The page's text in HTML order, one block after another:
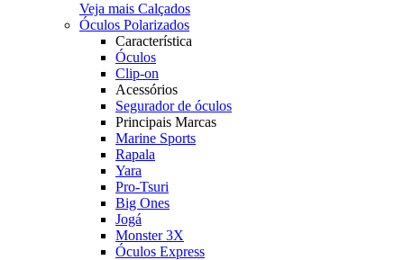
Veja mais Calçados
Óculos Polarizados
Característica
Óculos
Clip-on
Acessórios
Segurador de óculos
Principais Marcas
Marine Sports
Rapala
Yara
Pro-Tsuri
Big Ones
Jogá
Monster 3X
Óculos Express